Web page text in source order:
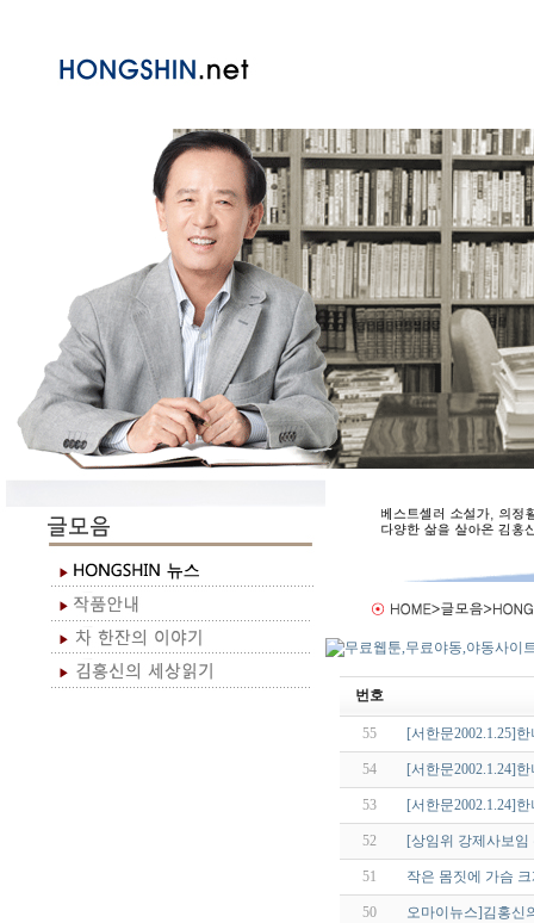
번호
55 [서한문2002.1.25]
54 [서한문2002.1.24]
53 [서한문2002.1.24]
52 [상임위 강제사보
51 작은 몸짓에 가슴
50 오마이뉴스]김홍신